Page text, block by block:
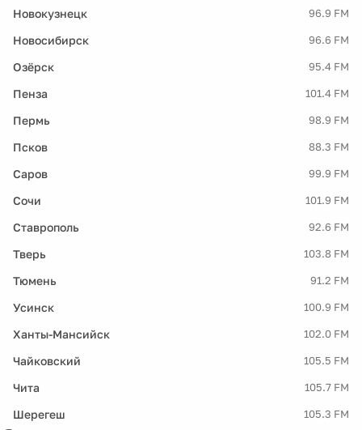
Новокузнецк 96.9 FM
Новосибирск 96.6 FM
Озёрск 95.4 FM
Пенза 101.4 FM
Пермь 98.9 FM
Псков 88.3 FM
Саров 99.9 FM
Сочи 101.9 FM
Ставрополь 92.6 FM
Тверь 103.8 FM
Тюмень 91.2 FM
Усинск 100.9 FM
Ханты-Мансийск 102.0 FM
Чайковский 105.5 FM
Чита 105.7 FM
Шерегеш 105.3 FM